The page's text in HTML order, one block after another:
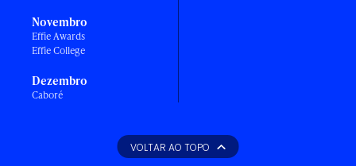
Novembro
Effie Awards
Effie College
Dezembro
Caboré
VOLTAR AO TOPO